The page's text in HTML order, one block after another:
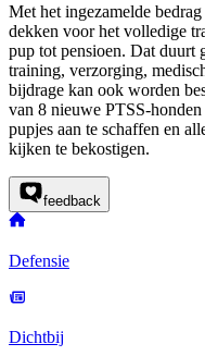
Met het ingezamelde
dekken voor het volledige
pup tot pensioen. Dat duurt
training, verzorging,
bijdrage kan ook worden
van 8 nieuwe PTSS-
pupjes aan te schaffen en
kijken te bekostigen.
feedback
Defensie
Dichtbij